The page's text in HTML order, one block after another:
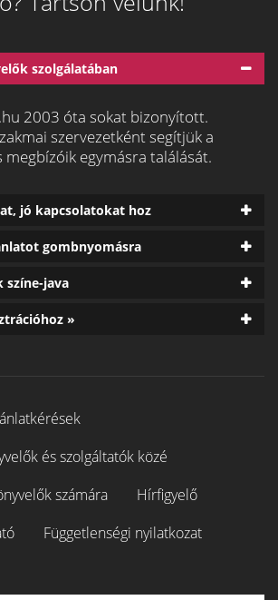
szolgálatában
2003 óta sokat bizonyított.
szervezetként segítjük a
megbízóik egymásra találását.
jó kapcsolatokat hoz
gombnyomásra
színe-java
»
és szolgáltatók közé
számára
Hírfigyelő
Függetlenségi nyilatkozat